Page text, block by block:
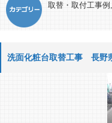
取替・取付工事例 ,
洗面化粧台取替工事 長野